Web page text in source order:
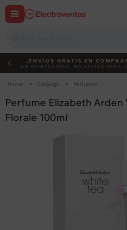

DEBUT
¡ENVÍOS GRATIS EN
EN MONTEVIDEO, NO APLICA PARA
Home Catálogo Perfumes
Perfume Elizabeth Arden
Florale 100ml